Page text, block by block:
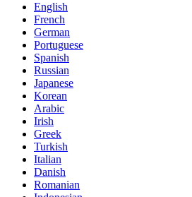
English
French
German
Portuguese
Spanish
Russian
Japanese
Korean
Arabic
Irish
Greek
Turkish
Italian
Danish
Romanian